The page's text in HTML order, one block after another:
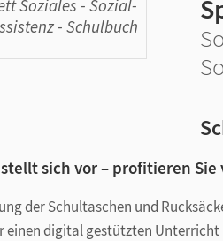
stellt sich vor – profitieren
der Schultaschen und
einen digital gestützten Unterricht